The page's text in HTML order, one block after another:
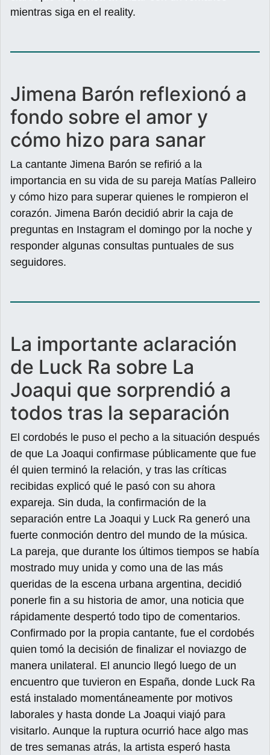
mientras siga en el reality.
Jimena Barón reflexionó a
fondo sobre el amor y
cómo hizo para sanar
La cantante Jimena Barón se refirió a la
importancia en su vida de su pareja Matías Palleiro
y cómo hizo para superar quienes le rompieron el
corazón. Jimena Barón decidió abrir la caja de
preguntas en Instagram el domingo por la noche y
responder algunas consultas puntuales de sus
seguidores.
La importante aclaración
de Luck Ra sobre La
Joaqui que sorprendió a
todos tras la separación
El cordobés le puso el pecho a la situación después
de que La Joaqui confirmase públicamente que fue
él quien terminó la relación, y tras las críticas
recibidas explicó qué le pasó con su ahora
expareja. Sin duda, la confirmación de la
separación entre La Joaqui y Luck Ra generó una
fuerte conmoción dentro del mundo de la música.
La pareja, que durante los últimos tiempos se había
mostrado muy unida y como una de las más
queridas de la escena urbana argentina, decidió
ponerle fin a su historia de amor, una noticia que
rápidamente despertó todo tipo de comentarios.
Confirmado por la propia cantante, fue el cordobés
quien tomó la decisión de finalizar el noviazgo de
manera unilateral. El anuncio llegó luego de un
encuentro que tuvieron en España, donde Luck Ra
está instalado momentáneamente por motivos
laborales y hasta donde La Joaqui viajó para
visitarlo. Aunque la ruptura ocurrió hace algo mas
de tres semanas atrás, la artista esperó hasta